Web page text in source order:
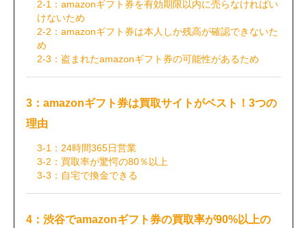
2-1：amazonギフト券を有効期限以内に売らなければい
けないため
2-2：amazonギフト券は本人しか残高が確認できないた
め
2-3：盗まれたamazonギフト券の可能性があるため
3：amazonギフト券は買取サイトがベスト！3つの
理由
3-1：24時間365日営業
3-2：買取率が驚愕の80％以上
3-3：自宅で換金できる
4：渋谷でamazonギフト券の買取率が90%以上の